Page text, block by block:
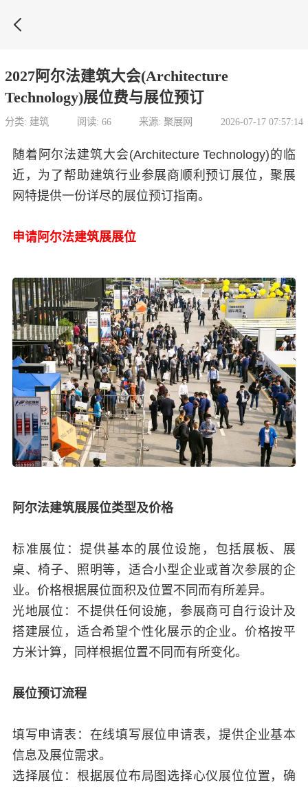

2027阿尔法建筑大会(Architecture
Technology)展位费与展位预订
分类: 建筑 阅读: 66 来源: 聚展网 2026-07-17 07:57:14
随着阿尔法建筑大会(Architecture Technology)的临
近，为了帮助建筑行业参展商顺利预订展位，聚展
网特提供一份详尽的展位预订指南。
申请阿尔法建筑展展位
阿尔法建筑展展位类型及价格
标准展位：提供基本的展位设施，包括展板、展
桌、椅子、照明等，适合小型企业或首次参展的企
业。价格根据展位面积及位置不同而有所差异。
光地展位：不提供任何设施，参展商可自行设计及
搭建展位，适合希望个性化展示的企业。价格按平
方米计算，同样根据位置不同而有所变化。
展位预订流程
填写申请表：在线填写展位申请表，提供企业基本
信息及展位需求。
选择展位：根据展位布局图选择心仪展位位置，确